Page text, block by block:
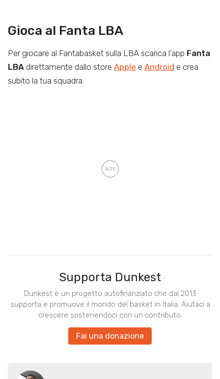
Gioca al Fanta LBA
Per giocare al Fantabasket sulla LBA scarica l’app Fanta
LBA direttamente dallo store Apple e Android e crea
subito la tua squadra.
Supporta Dunkest
Dunkest è un progetto autofinanziato che dal 2013
supporta e promuove il mondo del basket in Italia. Aiutaci a
crescere sostenendoci con un contributo.
Fai una donazione